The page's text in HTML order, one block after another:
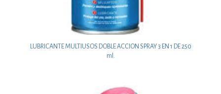
LUBRICANTE MULTIUSOS DOBLE ACCION SPRAY 3 EN 1 DE 250
ml.